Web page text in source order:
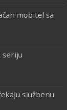
mobitel sa
seriju
službenu